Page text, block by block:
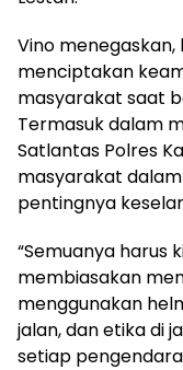
Vino
menciptakan
masyarakat saat
Termasuk dalam
Satlantas Polres
masyarakat
pentingnya
“Semuanya harus
membiasakan
menggunakan
jalan, dan etika di
setiap